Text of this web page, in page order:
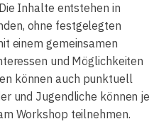
Inhalte entstehen in
ohne festgelegten
einem gemeinsamen
und Möglichkeiten
können auch punktuell
und Jugendliche können je
Workshop teilnehmen.